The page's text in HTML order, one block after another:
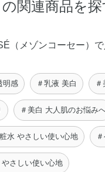
関連商品を探
（メゾンコーセー）
明感 ＃乳液 美白
＃美白 大人肌のお悩み
水 やさしい使い心地
やさしい使い心地